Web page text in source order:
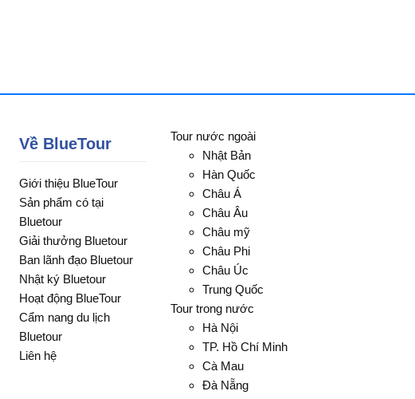
Về BlueTour
Giới thiệu BlueTour
Sản phẩm có tại
Bluetour
Giải thưởng Bluetour
Ban lãnh đạo Bluetour
Nhật ký Bluetour
Hoạt động BlueTour
Cẩm nang du lịch
Bluetour
Liên hệ
Tour nước ngoài
Nhật Bản
Hàn Quốc
Châu Á
Châu Âu
Châu mỹ
Châu Phi
Châu Úc
Trung Quốc
Tour trong nước
Hà Nội
TP. Hồ Chí Minh
Cà Mau
Đà Nẵng